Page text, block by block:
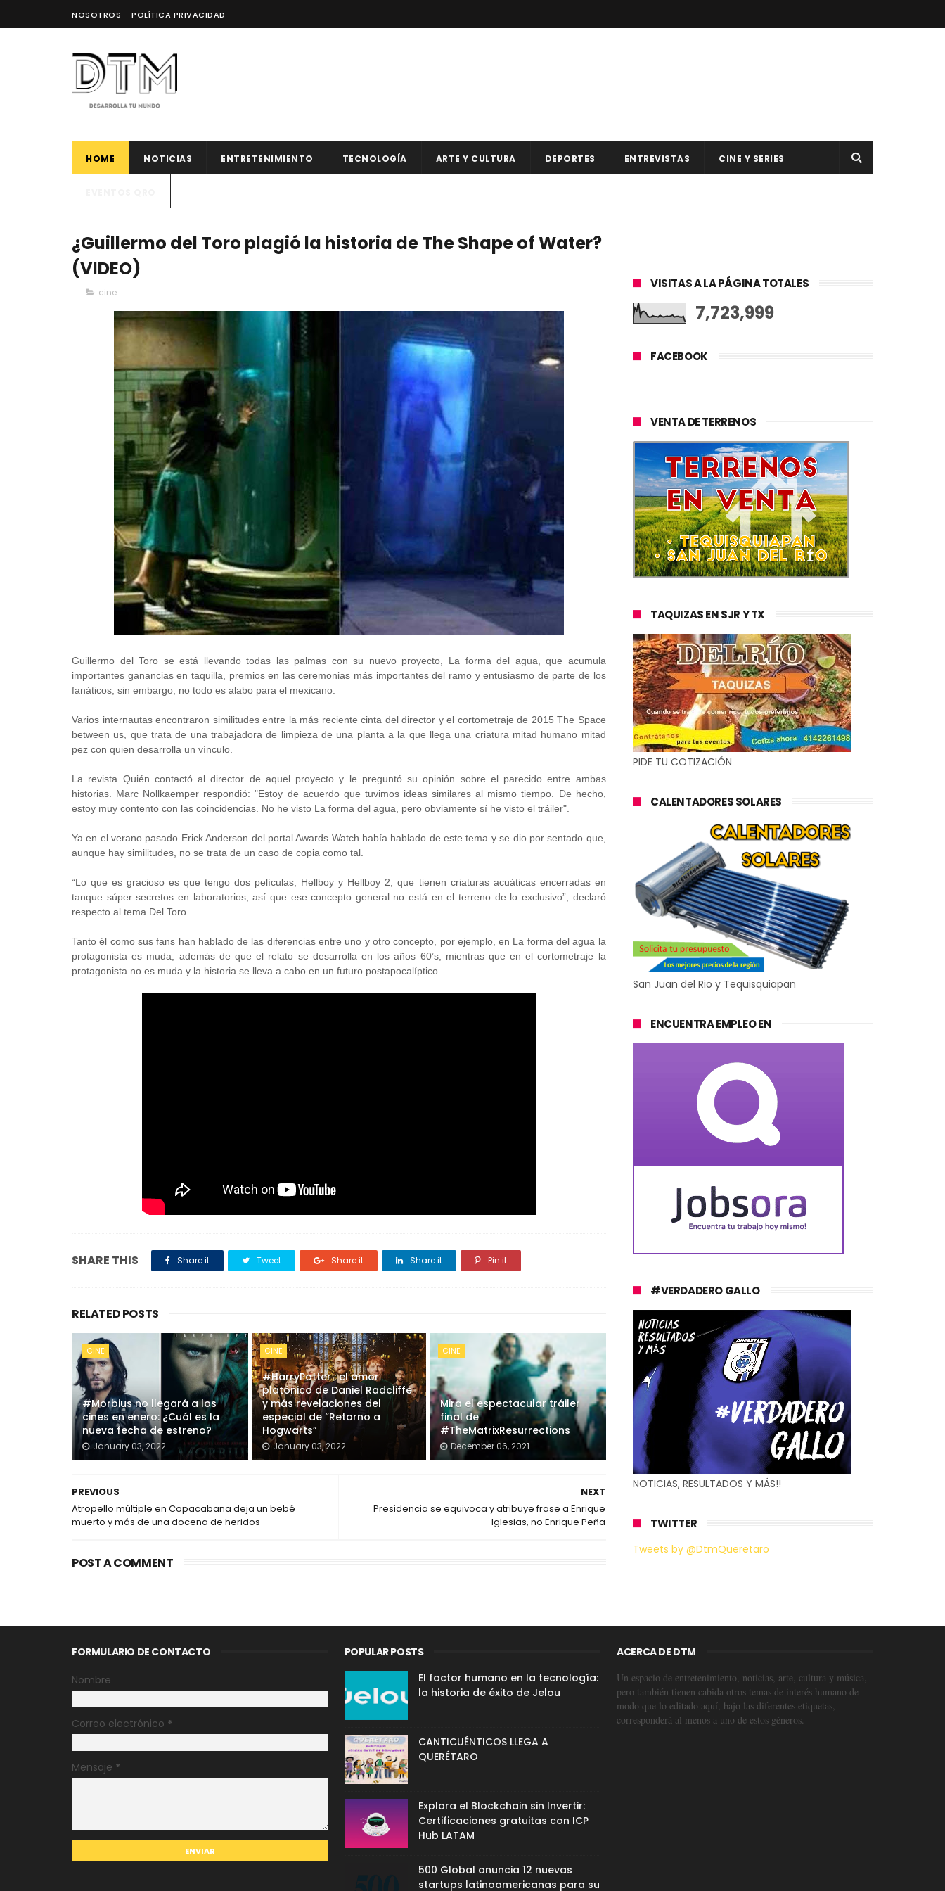
NOSOTROS POLÍTICA PRIVACIDAD
HOME NOTICIAS ENTRETENIMIENTO TECNOLOGÍA ARTE Y CULTURA DEPORTES ENTREVISTAS CINE Y SERIES
¿Guillermo del Toro plagió la historia de The Shape of Water?
(VIDEO)
cine
Guillermo del Toro se está llevando todas las palmas con su nuevo proyecto, La forma del agua, que acumula
importantes ganancias en taquilla, premios en las ceremonias más importantes del ramo y entusiasmo de parte de los
fanáticos, sin embargo, no todo es alabo para el mexicano.
Varios internautas encontraron similitudes entre la más reciente cinta del director y el cortometraje de 2015 The Space
between us, que trata de una trabajadora de limpieza de una planta a la que llega una criatura mitad humano mitad
pez con quien desarrolla un vínculo.
La revista Quién contactó al director de aquel proyecto y le preguntó su opinión sobre el parecido entre ambas
historias. Marc Nollkaemper respondió: "Estoy de acuerdo que tuvimos ideas similares al mismo tiempo. De hecho,
estoy muy contento con las coincidencias. No he visto La forma del agua, pero obviamente sí he visto el tráiler".
Ya en el verano pasado Erick Anderson del portal Awards Watch había hablado de este tema y se dio por sentado que,
aunque hay similitudes, no se trata de un caso de copia como tal.
“Lo que es gracioso es que tengo dos películas, Hellboy y Hellboy 2, que tienen criaturas acuáticas encerradas en
tanque súper secretos en laboratorios, así que ese concepto general no está en el terreno de lo exclusivo”, declaró
respecto al tema Del Toro.
Tanto él como sus fans han hablado de las diferencias entre uno y otro concepto, por ejemplo, en La forma del agua la
protagonista es muda, además de que el relato se desarrolla en los años 60’s, mientras que en el cortometraje la
protagonista no es muda y la historia se lleva a cabo en un futuro postapocalíptico.
SHARE THIS Share it Tweet Share it Share it Pin it
RELATED POSTS
CINE
#Morbius no llegará a los
cines en enero: ¿Cuál es la
nueva fecha de estreno?
January 03, 2022
CINE
#HarryPotter : el amor
platónico de Daniel Radcliffe
y más revelaciones del
especial de “Retorno a
Hogwarts”
January 03, 2022
CINE
Mira el espectacular tráiler
final de
#TheMatrixResurrections
December 06, 2021
NEXT
Presidencia se equivoca y atribuye frase a Enrique
Iglesias, no Enrique Peña
PREVIOUS
Atropello múltiple en Copacabana deja un bebé
muerto y más de una docena de heridos
POST A COMMENT
VISITAS A LA PÁGINA TOTALES
7,723,999
FACEBOOK
VENTA DE TERRENOS
TAQUIZAS EN SJR Y TX
PIDE TU COTIZACIÓN
CALENTADORES SOLARES
San Juan del Rio y Tequisquiapan
ENCUENTRA EMPLEO EN
#VERDADERO GALLO
NOTICIAS, RESULTADOS Y MÁS!!
TWITTER
Tweets by @DtmQueretaro
FORMULARIO DE CONTACTO
Nombre
Correo electrónico *
Mensaje *
POPULAR POSTS
El factor humano en la tecnología:
la historia de éxito de Jelou
CANTICUÉNTICOS LLEGA A
QUERÉTARO
Explora el Blockchain sin Invertir:
Certificaciones gratuitas con ICP
Hub LATAM
500 Global anuncia 12 nuevas
startups latinoamericanas para su
ACERCA DE DTM
Un espacio de entretenimiento, noticias, arte, cultura y música,
pero también tienen cabida otros temas de interés humano de
modo que lo editado aquí, bajo las diferentes etiquetas,
corresponderá al menos a uno de estos géneros.